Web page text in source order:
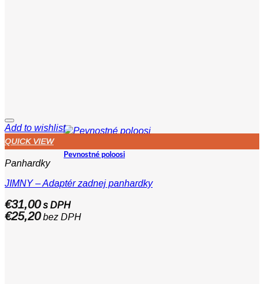
Pevnostné poloosi
Add to wishlist
QUICK VIEW
Panhardky
JIMNY – Adaptér zadnej panhardky
€31,00s DPH
€25,20bez DPH